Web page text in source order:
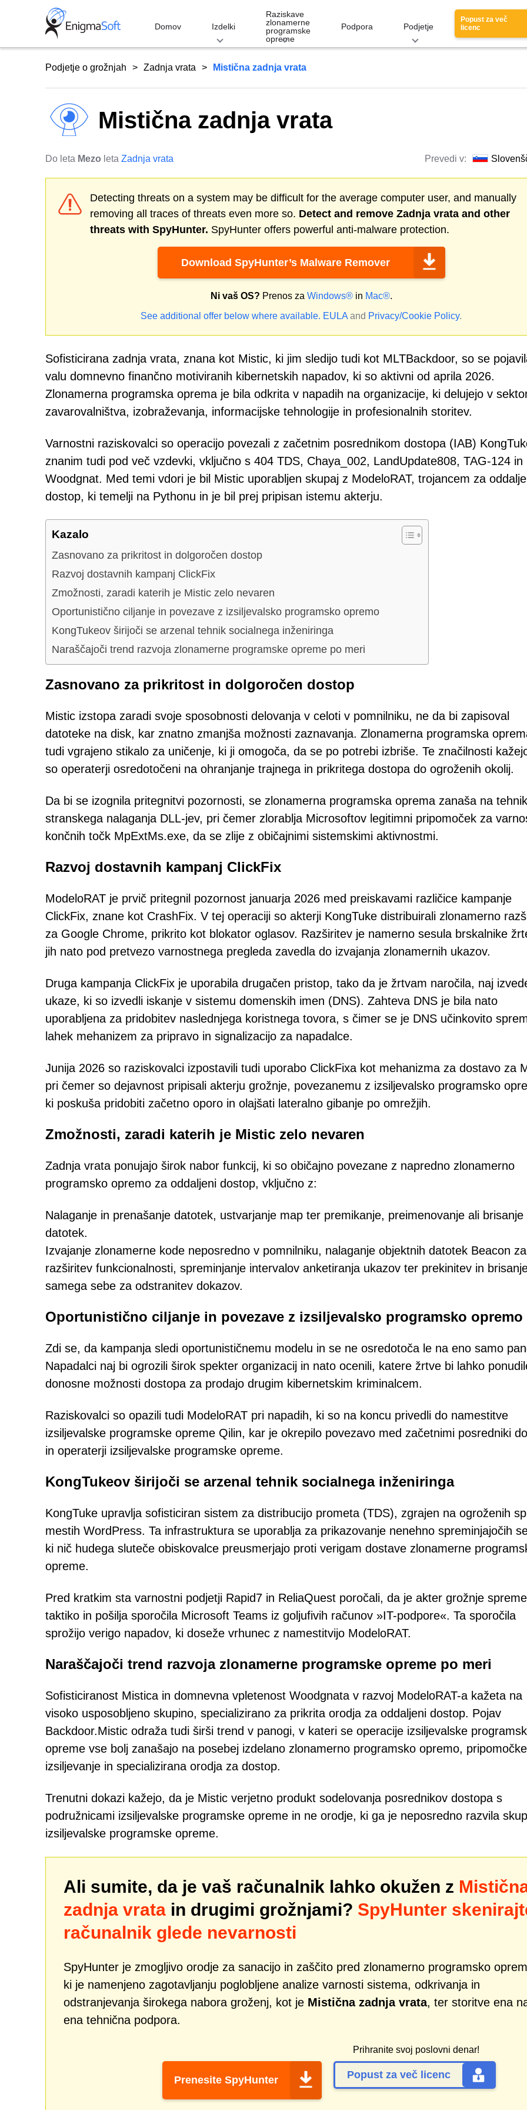
Domov Izdelki
Raziskave
zlonamerne
programske
opreme
Podpora Podjetje
Popust za več
licenc
Podjetje o grožnjah Zadnja vrata Mistična zadnja vrata
Mistična zadnja vrata
Do leta Mezo leta Zadnja vrata Prevedi v:
Detecting threats on a system may be difficult for the average computer user, and manually
removing all traces of threats even more so. Detect and remove Zadnja vrata and other
threats with SpyHunter. SpyHunter offers powerful anti-malware protection.
Download SpyHunter’s Malware Remover
Ni vaš OS? Prenos za Windows®in Mac®.
See additional offer below where available. EULA and Privacy/Cookie Policy.
Sofisticirana zadnja vrata, znana kot Mistic, ki jim sledijo tudi kot MLTBackdoor, so se
valu domnevno finančno motiviranih kibernetskih napadov, ki so aktivni od aprila 2026.
Zlonamerna programska oprema je bila odkrita v napadih na organizacije, ki delujejo v
zavarovalništva, izobraževanja, informacijske tehnologije in profesionalnih storitev.
Varnostni raziskovalci so operacijo povezali z začetnim posrednikom dostopa (IAB)
znanim tudi pod več vzdevki, vključno s 404 TDS, Chaya_002, LandUpdate808, TAG-124 in
Woodgnat. Med temi vdori je bil Mistic uporabljen skupaj z ModeloRAT, trojancem za
dostop, ki temelji na Pythonu in je bil prej pripisan istemu akterju.
Kazalo
Zasnovano za prikritost in dolgoročen dostop
Razvoj dostavnih kampanj ClickFix
Zmožnosti, zaradi katerih je Mistic zelo nevaren
Oportunistično ciljanje in povezave z izsiljevalsko programsko opremo
KongTukeov širijoči se arzenal tehnik socialnega inženiringa
Naraščajoči trend razvoja zlonamerne programske opreme po meri
Zasnovano za prikritost in dolgoročen dostop
Mistic izstopa zaradi svoje sposobnosti delovanja v celoti v pomnilniku, ne da bi zapisoval
datoteke na disk, kar znatno zmanjša možnosti zaznavanja. Zlonamerna programska
tudi vgrajeno stikalo za uničenje, ki ji omogoča, da se po potrebi izbriše. Te značilnosti
so operaterji osredotočeni na ohranjanje trajnega in prikritega dostopa do ogroženih okolij.
Da bi se izognila pritegnitvi pozornosti, se zlonamerna programska oprema zanaša na
stranskega nalaganja DLL-jev, pri čemer zlorablja Microsoftov legitimni pripomoček za
končnih točk MpExtMs.exe, da se zlije z običajnimi sistemskimi aktivnostmi.
Razvoj dostavnih kampanj ClickFix
ModeloRAT je prvič pritegnil pozornost januarja 2026 med preiskavami različice kampanje
ClickFix, znane kot CrashFix. V tej operaciji so akterji KongTuke distribuirali zlonamerno
za Google Chrome, prikrito kot blokator oglasov. Razširitev je namerno sesula brskalnike
jih nato pod pretvezo varnostnega pregleda zavedla do izvajanja zlonamernih ukazov.
Druga kampanja ClickFix je uporabila drugačen pristop, tako da je žrtvam naročila, naj
ukaze, ki so izvedli iskanje v sistemu domenskih imen (DNS). Zahteva DNS je bila nato
uporabljena za pridobitev naslednjega koristnega tovora, s čimer se je DNS učinkovito
lahek mehanizem za pripravo in signalizacijo za napadalce.
Junija 2026 so raziskovalci izpostavili tudi uporabo ClickFixa kot mehanizma za dostavo za
pri čemer so dejavnost pripisali akterju grožnje, povezanemu z izsiljevalsko programsko
ki poskuša pridobiti začetno oporo in olajšati lateralno gibanje po omrežjih.
Zmožnosti, zaradi katerih je Mistic zelo nevaren
Zadnja vrata ponujajo širok nabor funkcij, ki so običajno povezane z napredno zlonamerno
programsko opremo za oddaljeni dostop, vključno z:
Nalaganje in prenašanje datotek, ustvarjanje map ter premikanje, preimenovanje ali brisanje
datotek.
Izvajanje zlonamerne kode neposredno v pomnilniku, nalaganje objektnih datotek Beacon za
razširitev funkcionalnosti, spreminjanje intervalov anketiranja ukazov ter prekinitev in
samega sebe za odstranitev dokazov.
Oportunistično ciljanje in povezave z izsiljevalsko programsko opremo
Zdi se, da kampanja sledi oportunističnemu modelu in se ne osredotoča le na eno samo
Napadalci naj bi ogrozili širok spekter organizacij in nato ocenili, katere žrtve bi lahko
donosne možnosti dostopa za prodajo drugim kibernetskim kriminalcem.
Raziskovalci so opazili tudi ModeloRAT pri napadih, ki so na koncu privedli do namestitve
izsiljevalske programske opreme Qilin, kar je okrepilo povezavo med začetnimi posredniki
in operaterji izsiljevalske programske opreme.
KongTukeov širijoči se arzenal tehnik socialnega inženiringa
KongTuke upravlja sofisticiran sistem za distribucijo prometa (TDS), zgrajen na ogroženih
mestih WordPress. Ta infrastruktura se uporablja za prikazovanje nenehno spreminjajočih
ki nič hudega sluteče obiskovalce preusmerjajo proti verigam dostave zlonamerne
opreme.
Pred kratkim sta varnostni podjetji Rapid7 in ReliaQuest poročali, da je akter grožnje
taktiko in pošilja sporočila Microsoft Teams iz goljufivih računov »IT-podpore«. Ta sporočila
sprožijo verigo napadov, ki doseže vrhunec z namestitvijo ModeloRAT.
Naraščajoči trend razvoja zlonamerne programske opreme po meri
Sofisticiranost Mistica in domnevna vpletenost Woodgnata v razvoj ModeloRAT-a kažeta na
visoko usposobljeno skupino, specializirano za prikrita orodja za oddaljeni dostop. Pojav
Backdoor.Mistic odraža tudi širši trend v panogi, v kateri se operacije izsiljevalske
opreme vse bolj zanašajo na posebej izdelano zlonamerno programsko opremo,
izsiljevanje in specializirana orodja za dostop.
Trenutni dokazi kažejo, da je Mistic verjetno produkt sodelovanja posrednikov dostopa s
podružnicami izsiljevalske programske opreme in ne orodje, ki ga je neposredno razvila
izsiljevalske programske opreme.
Ali sumite, da je vaš računalnik lahko okužen z
zadnja vrata in drugimi grožnjami? SpyHunter
računalnik glede nevarnosti
SpyHunter je zmogljivo orodje za sanacijo in zaščito pred zlonamerno programsko
ki je namenjeno zagotavljanju poglobljene analize varnosti sistema, odkrivanja in
odstranjevanja širokega nabora groženj, kot je Mistična zadnja vrata, ter storitve ena
ena tehnična podpora.
Prenesite SpyHunter
Prihranite svoj poslovni denar!
Popust za več licenc